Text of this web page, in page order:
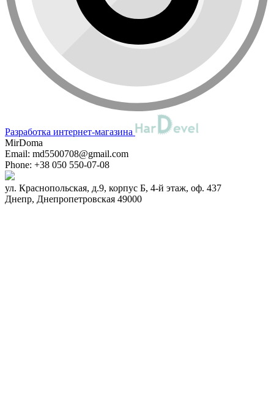
Разработка интернет-магазина
MirDoma
Email: md5500708@gmail.com
Phone: +38 050 550-07-08
ул. Краснопольская, д.9, корпус Б, 4-й этаж, оф. 437
Днепр, Днепропетровская 49000